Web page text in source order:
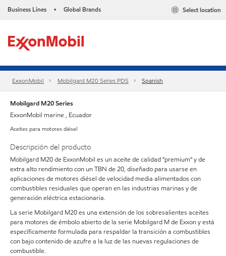
Business Lines • Global Brands Select location
ExxonMobil Mobilgard M20 Series PDS Spanish
Mobilgard M20 Series
ExxonMobil marine , Ecuador
Aceites para motores diésel
Descripción del producto
Mobilgard M20 de ExxonMobil es un aceite de calidad "premium" y de
extra alto rendimiento con un TBN de 20, diseñado para usarse en
aplicaciones de motores diésel de velocidad media alimentados con
combustibles residuales que operan en las industrias marinas y de
generación eléctrica estacionaria.
La serie Mobilgard M20 es una extensión de los sobresalientes aceites
para motores de émbolo abierto de la serie Mobilgard M de Exxon y está
específicamente formulada para respaldar la transición a combustibles
con bajo contenido de azufre a la luz de las nuevas regulaciones de
combustible.